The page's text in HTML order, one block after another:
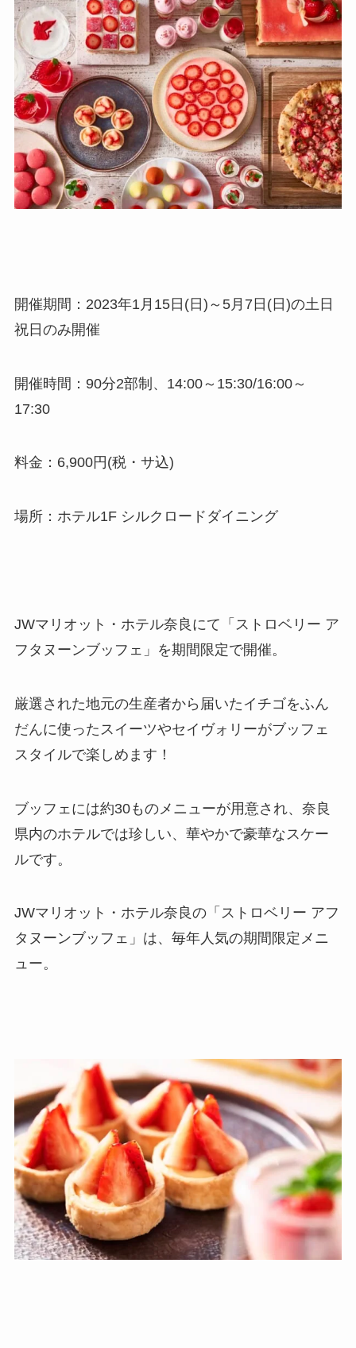
開催期間：2023年1月15日(日)～5月7日(日)の土日
祝日のみ開催
開催時間：90分2部制、14:00～15:30/16:00～
17:30
料金：6,900円(税・サ込)
場所：ホテル1F シルクロードダイニング
JWマリオット・ホテル奈良にて「ストロベリー ア
フタヌーンブッフェ」を期間限定で開催。
厳選された地元の生産者から届いたイチゴをふん
だんに使ったスイーツやセイヴォリーがブッフェ
スタイルで楽しめます！
ブッフェには約30ものメニューが用意され、奈良
県内のホテルでは珍しい、華やかで豪華なスケー
ルです。
JWマリオット・ホテル奈良の「ストロベリー アフ
タヌーンブッフェ」は、毎年人気の期間限定メニ
ュー。